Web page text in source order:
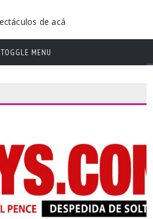
TOGGLE MENU